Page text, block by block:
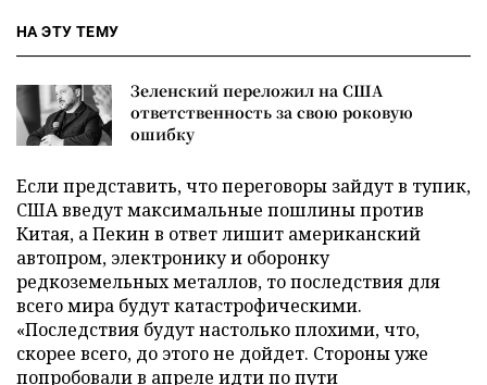
НА ЭТУ ТЕМУ
Зеленский переложил на США
ответственность за свою роковую
ошибку
Если представить, что переговоры зайдут в тупик,
США введут максимальные пошлины против
Китая, а Пекин в ответ лишит американский
автопром, электронику и оборонку
редкоземельных металлов, то последствия для
всего мира будут катастрофическими.
«Последствия будут настолько плохими, что,
скорее всего, до этого не дойдет. Стороны уже
попробовали в апреле идти по пути